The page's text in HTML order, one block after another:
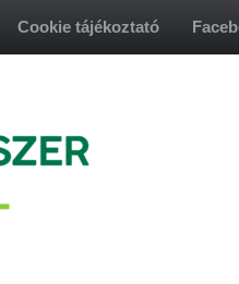
Cookie tájékoztató